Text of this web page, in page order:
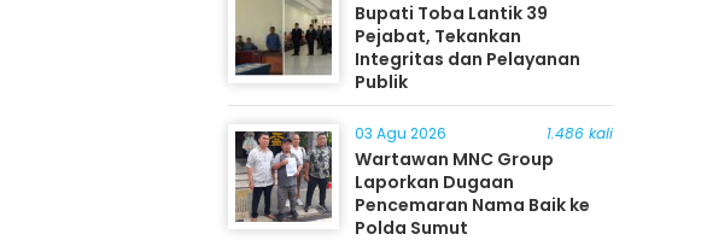
Bupati Toba Lantik 39
Pejabat, Tekankan
Integritas dan Pelayanan
Publik
03 Agu 2026 1.486 kali
Wartawan MNC Group
Laporkan Dugaan
Pencemaran Nama Baik ke
Polda Sumut